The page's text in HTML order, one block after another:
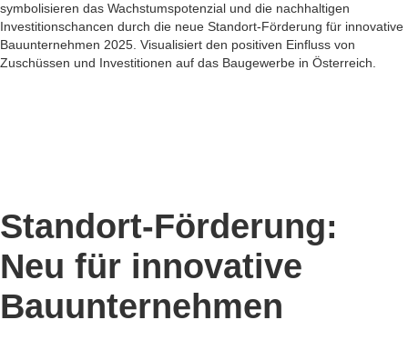
Standort-Förderung:
Neu für innovative
Bauunternehmen